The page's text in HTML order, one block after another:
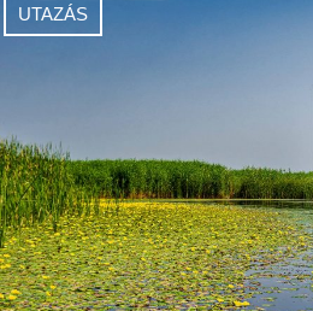
UTAZÁS